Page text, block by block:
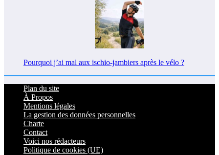
Pourquoi j’ai mal aux ischio-jambiers après le vélo ?
Plan du site
À Propos
Mentions légales
La gestion des données personnelles
Charte
Contact
Voici nos rédacteurs
Politique de cookies (UE)